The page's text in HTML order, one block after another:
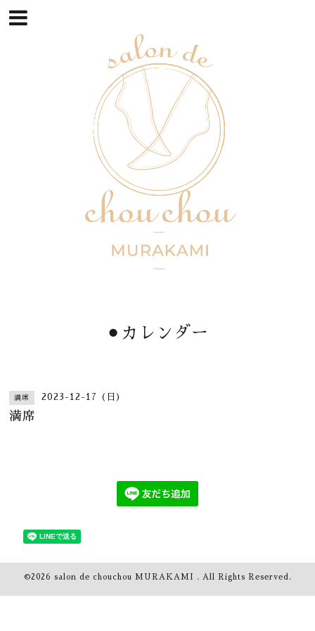
⚫︎カレンダー
満席 2023-12-17 (日)
満席
©2026 salon de chouchou MURAKAMI . All Rights Reserved.